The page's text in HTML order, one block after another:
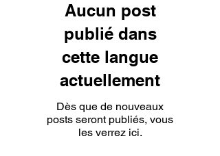
Aucun post
publié dans
cette langue
actuellement
Dès que de nouveaux
posts seront publiés, vous
les verrez ici.